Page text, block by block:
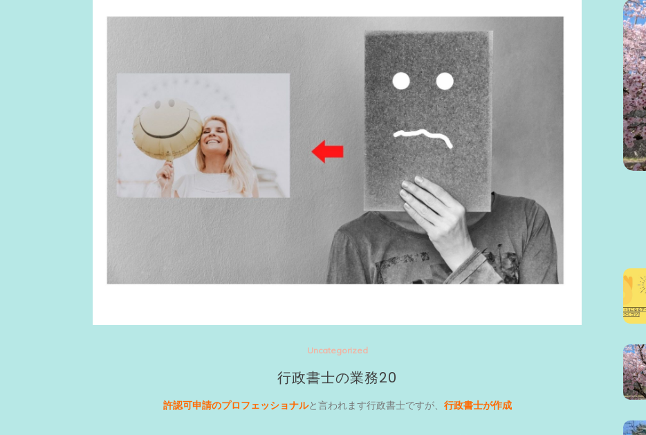
Uncategorized
行政書士の業務20
許認可申請のプロフェッショナルと言われます行政書士ですが、 行政書士が作成